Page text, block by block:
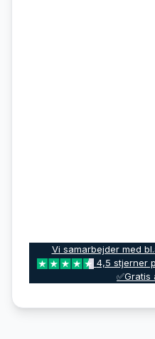
Vi samarbejder med
4,5 stjerner
✅Gratis